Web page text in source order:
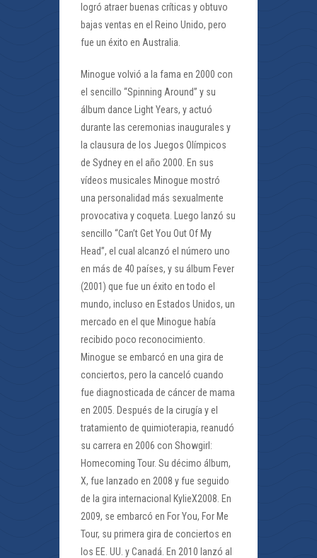
logró atraer buenas críticas y obtuvo
bajas ventas en el Reino Unido, pero
fue un éxito en Australia.
Minogue volvió a la fama en 2000 con
el sencillo “Spinning Around” y su
álbum dance Light Years, y actuó
durante las ceremonias inaugurales y
la clausura de los Juegos Olímpicos
de Sydney en el año 2000. En sus
vídeos musicales Minogue mostró
una personalidad más sexualmente
provocativa y coqueta. Luego lanzó su
sencillo “Can’t Get You Out Of My
Head”, el cual alcanzó el número uno
en más de 40 países, y su álbum Fever
(2001) que fue un éxito en todo el
mundo, incluso en Estados Unidos, un
mercado en el que Minogue había
recibido poco reconocimiento.
Minogue se embarcó en una gira de
conciertos, pero la canceló cuando
fue diagnosticada de cáncer de mama
en 2005. Después de la cirugía y el
tratamiento de quimioterapia, reanudó
su carrera en 2006 con Showgirl:
Homecoming Tour. Su décimo álbum,
X, fue lanzado en 2008 y fue seguido
de la gira internacional KylieX2008. En
2009, se embarcó en For You, For Me
Tour, su primera gira de conciertos en
los EE. UU. y Canadá. En 2010 lanzó al